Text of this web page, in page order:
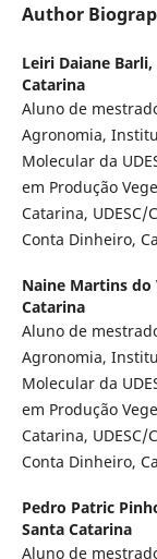
Author
Leiri Daiane Barli,
Catarina
Aluno de
Agronomia,
Molecular da
em Produção
Catarina, UDESC/
Conta Dinheiro,
Naine Martins do
Catarina
Aluno de
Agronomia,
Molecular da
em Produção
Catarina, UDESC/
Conta Dinheiro,
Pedro Patric
Santa Catarina
Aluno de